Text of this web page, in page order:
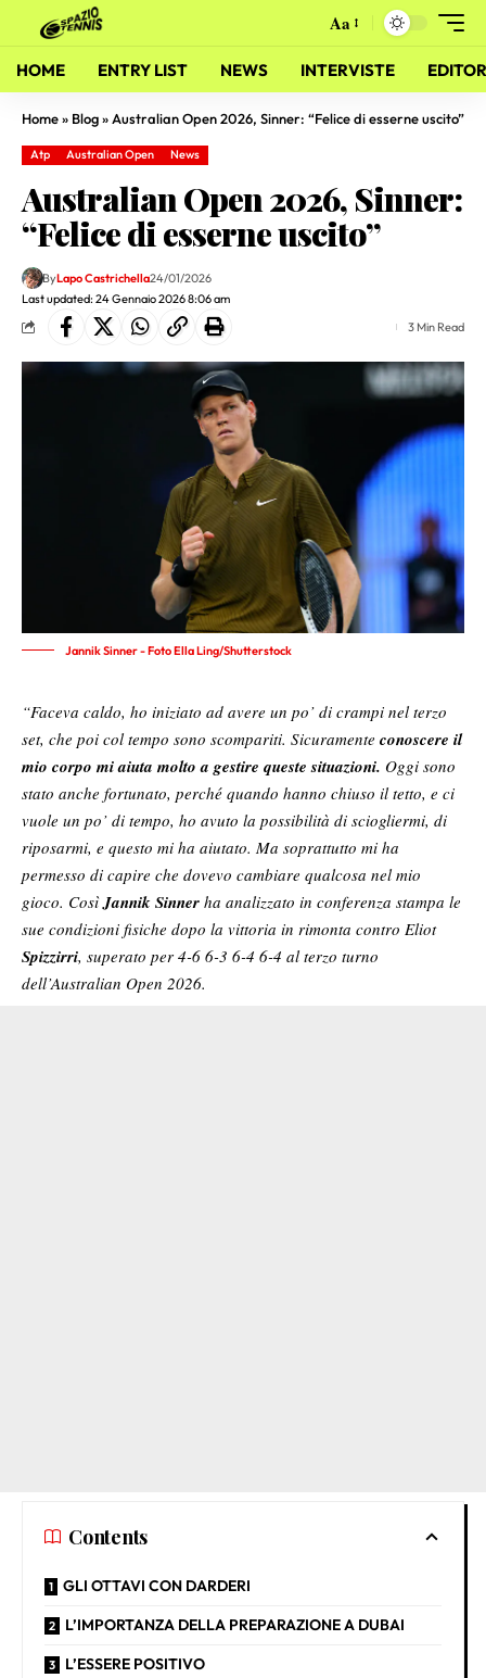
Aa
HOME ENTRY LIST NEWS INTERVISTE
Home» Blog» Australian Open 2026, Sinner: “Felice di esserne uscito”
Atp Australian Open News
Australian Open 2026, Sinner:
“Felice di esserne uscito”
Last updated: 24 Gennaio 2026 8:06 am
ByLapo Castrichella24/01/2026
3 Min Read
Jannik Sinner - Foto Ella Ling/Shutterstock
“Faceva caldo, ho iniziato ad avere un po’ di crampi nel terzo
set, che poi col tempo sono scompariti. Sicuramente conoscere il
mio corpo mi aiuta molto a gestire queste situazioni. Oggi sono
stato anche fortunato, perché quando hanno chiuso il tetto, e ci
vuole un po’ di tempo, ho avuto la possibilità di sciogliermi, di
riposarmi, e questo mi ha aiutato. Ma soprattutto mi ha
permesso di capire che dovevo cambiare qualcosa nel mio
gioco. CosìJannik Sinner ha analizzato in conferenza stampa le
sue condizioni fisiche dopo la vittoria in rimonta contro Eliot
Spizzirri, superato per 4-6 6-3 6-4 6-4 al terzo turno
dell’Australian Open 2026.
Contents
GLI OTTAVI CON DARDERI
L’IMPORTANZA DELLA PREPARAZIONE A DUBAI
L’ESSERE POSITIVO